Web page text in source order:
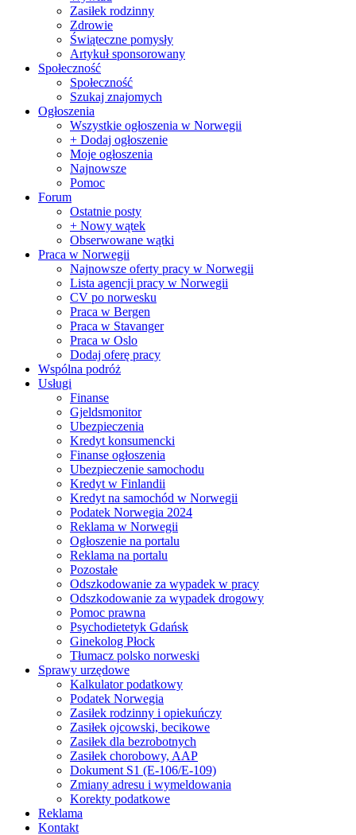
Zasiłek rodzinny
Zdrowie
Świąteczne pomysły
Artykuł sponsorowany
Społeczność
Społeczność
Szukaj znajomych
Ogłoszenia
Wszystkie ogłoszenia w Norwegii
+ Dodaj ogłoszenie
Moje ogłoszenia
Najnowsze
Pomoc
Forum
Ostatnie posty
+ Nowy wątek
Obserwowane wątki
Praca w Norwegii
Najnowsze oferty pracy w Norwegii
Lista agencji pracy w Norwegii
CV po norwesku
Praca w Bergen
Praca w Stavanger
Praca w Oslo
Dodaj oferę pracy
Wspólna podróż
Usługi
Finanse
Gjeldsmonitor
Ubezpieczenia
Kredyt konsumencki
Finanse ogłoszenia
Ubezpieczenie samochodu
Kredyt w Finlandii
Kredyt na samochód w Norwegii
Podatek Norwegia 2024
Reklama w Norwegii
Ogłoszenie na portalu
Reklama na portalu
Pozostałe
Odszkodowanie za wypadek w pracy
Odszkodowanie za wypadek drogowy
Pomoc prawna
Psychodietetyk Gdańsk
Ginekolog Płock
Tłumacz polsko norweski
Sprawy urzędowe
Kalkulator podatkowy
Podatek Norwegia
Zasiłek rodzinny i opiekuńczy
Zasiłek ojcowski, becikowe
Zasiłek dla bezrobotnych
Zasiłek chorobowy, AAP
Dokument S1 (E-106/E-109)
Zmiany adresu i wymeldowania
Korekty podatkowe
Reklama
Kontakt